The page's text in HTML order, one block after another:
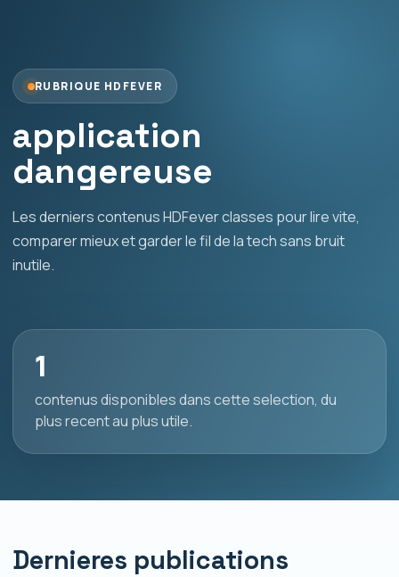
RUBRIQUE HDFEVER
application
dangereuse
Les derniers contenus HDFever classes pour lire vite,
comparer mieux et garder le fil de la tech sans bruit
inutile.
1
contenus disponibles dans cette selection, du
plus recent au plus utile.
Dernieres publications